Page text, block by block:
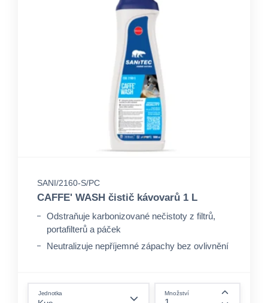
SANI/2160-S/PC
CAFFE' WASH čistič kávovarů 1 L
Odstraňuje karbonizované nečistoty z filtrů,
portafilterů a páček
Neutralizuje nepříjemné zápachy bez ovlivnění
Jednotka Množství